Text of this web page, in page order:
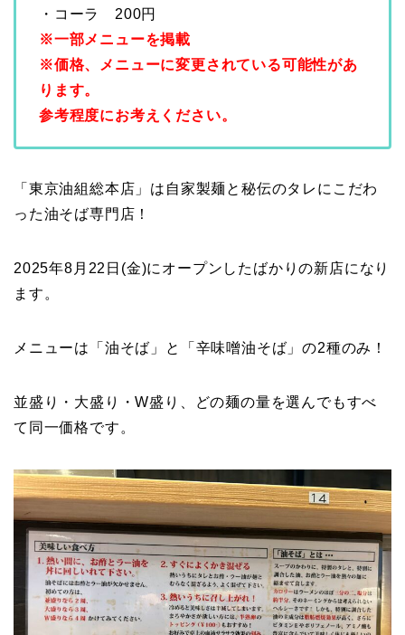
・コーラ 200円
※一部メニューを掲載
※価格、メニューに変更されている可能性があ
ります。
参考程度にお考えください。
「東京油組総本店」は自家製麺と秘伝のタレにこだわ
った油そば専門店！
2025年8月22日(金)にオープンしたばかりの新店になり
ます。
メニューは「油そば」と「辛味噌油そば」の2種のみ！
並盛り・大盛り・W盛り、どの麺の量を選んでもすべ
て同一価格です。